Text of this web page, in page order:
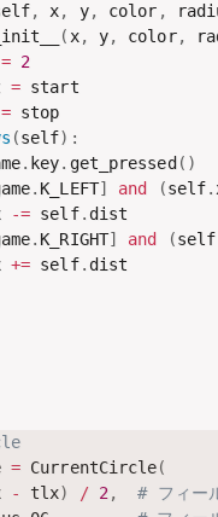
, x, y, color ,
(x, y, color,
= 2
= start
= stop
(self) :
. key. get_pressed ( )
. K_LEFT] and (self.
-= self. dist
. K_RIGHT] and (self
+= self. dist
= CurrentCircle(
- tlx) / 2,
# フィー